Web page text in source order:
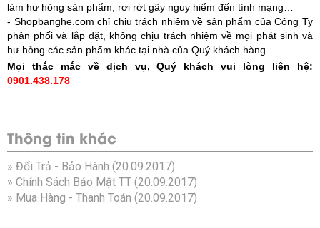
làm hư hỏng sản phẩm, rơi rớt gây nguy hiểm đến tính mạng…
- Shopbanghe.com chỉ chịu trách nhiệm về sản phẩm của Công Ty
phân phối và lắp đặt, không chịu trách nhiệm về mọi phát sinh và
hư hỏng các sản phẩm khác tại nhà của Quý khách hàng.
Mọi thắc mắc về dịch vụ, Quý khách vui lòng liên hệ:
0901.438.178
Thông tin khác
» Đổi Trả - Bảo Hành (20.09.2017)
» Chính Sách Bảo Mật TT (20.09.2017)
» Mua Hàng - Thanh Toán (20.09.2017)